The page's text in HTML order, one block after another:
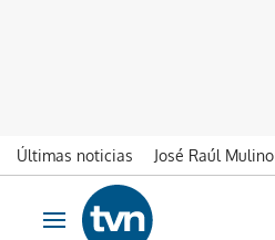
Últimas noticias José Raúl Mulino
Ir al contenido
Obrir navegació